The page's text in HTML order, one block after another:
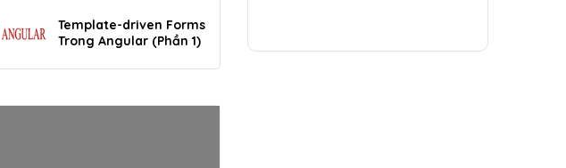
Template-driven Forms
Trong Angular (Phần 1)